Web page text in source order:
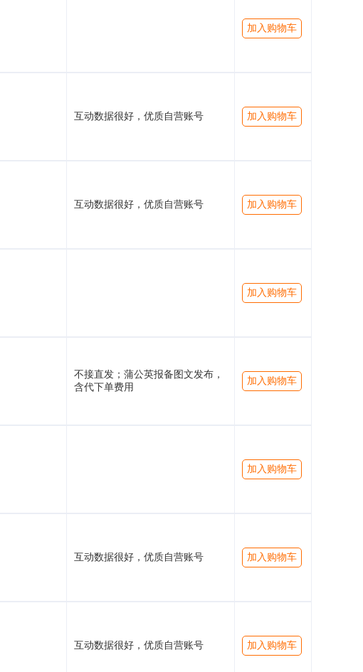
加入购物车
互动数据很好，优质自营账号 加入购物车
互动数据很好，优质自营账号 加入购物车
加入购物车
不接直发；蒲公英报备图文发布，
含代下单费用
加入购物车
加入购物车
互动数据很好，优质自营账号 加入购物车
互动数据很好，优质自营账号 加入购物车